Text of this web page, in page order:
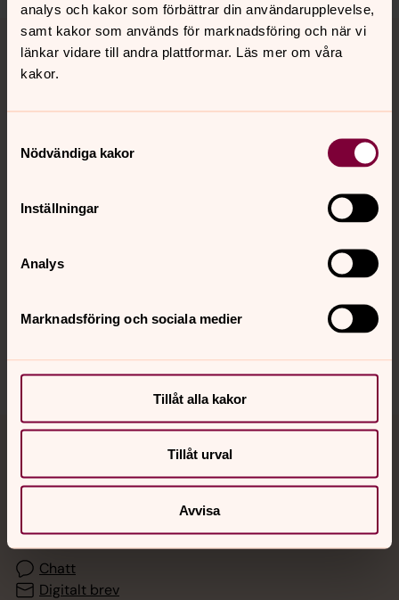
analys och kakor som förbättrar din användarupplevelse,
samt kakor som används för marknadsföring och när vi
länkar vidare till andra plattformar. Läs mer om våra
kakor.
Nödvändiga kakor
Inställningar
Analys
Marknadsföring och sociala medier
Tillåt alla kakor
Tillåt urval
Avvisa
Tillbaka till toppen
Tillbaka till innehållet
Kontakt
Sociala kanaler
Jourhavande präst
Akut samtals- och krisstöd. Prata eller chatta anonymt
med en präst på kvällar och nätter.
Chatt
Digitalt brev